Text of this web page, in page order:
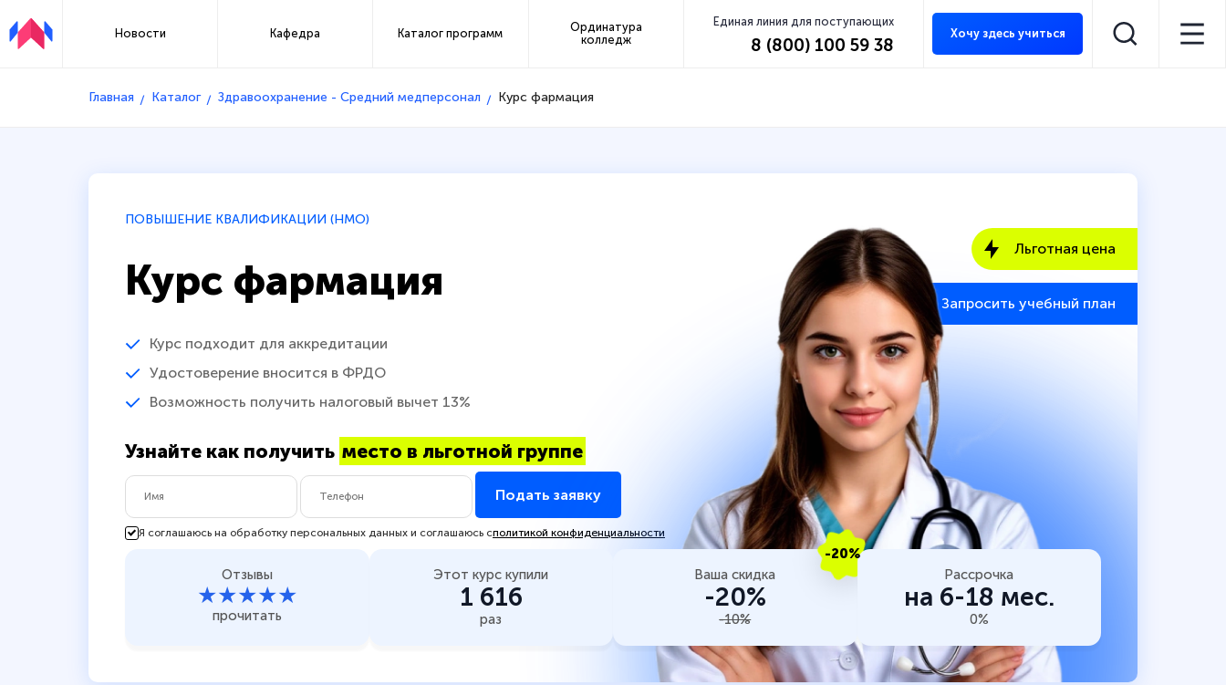
Новости Кафедра Каталог программ
Ординатура
колледж
Единая линия для поступающих
8 (800) 100 59 38
Хочу здесь учиться
Главная Каталог Здравоохранение - Средний медперсонал Курс фармация
ПОВЫШЕНИЕ КВАЛИФИКАЦИИ (НМО)
Курс фармация
Курс подходит для аккредитации
Удостоверение вносится в ФРДО
Возможность получить налоговый вычет 13%
Узнайте как получить место в льготной группе
Подать заявку
Я соглашаюсь на обработку персональных данных и соглашаюсь сполитикой конфиденциальности
Льготная цена
Запросить учебный план
Отзывы
★★★★★
прочитать
Этот курс купили
1 616
раз
-20%
Ваша скидка
-20%
-10%
Рассрочка
на 6-18 мес.
0%